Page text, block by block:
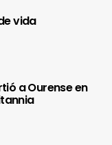
vida
a Ourense en